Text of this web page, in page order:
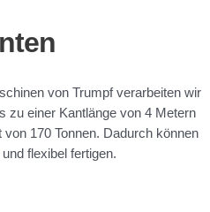
von Trumpf verarbeiten wir
zu einer Kantlänge von 4 Metern
170 Tonnen. Dadurch können
flexibel fertigen.